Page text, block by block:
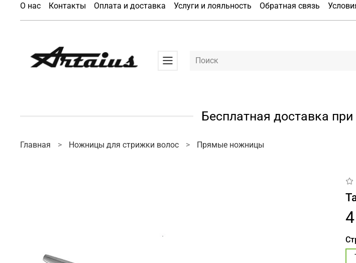
О нас Контакты Оплата и доставка Услуги и лояльность Обратная связь
Бесплатная доставка
Главная Ножницы для стрижки волос Прямые ножницы